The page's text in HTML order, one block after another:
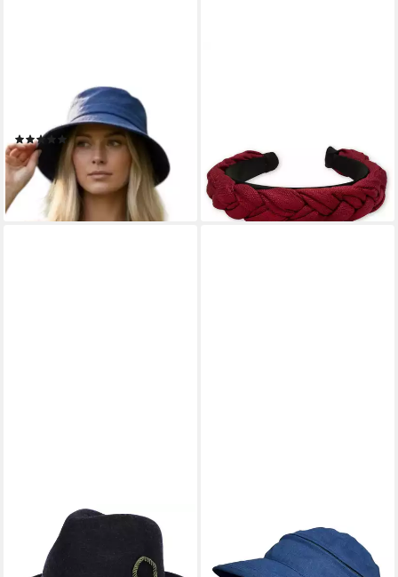
Größenverstellbar, unisex,
Fischerhut
(11)
34,95 €
lieferbar - in 3-4 Werktagen bei dir
+7
+8
STEIGENHÖFER MANUFAKTUR
Trachtenhut Herren JAKOB -
bayrischer Wanderhut
Sonnenhut Visor Cap 2in1
Sonnencap Basecap &